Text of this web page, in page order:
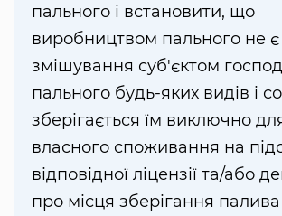
пального і встановити, що
виробництвом пального не є
змішування суб'єктом
пального будь-яких видів і
зберігається їм виключно
власного споживання на
відповідної ліцензії та/або
про місця зберігання палива